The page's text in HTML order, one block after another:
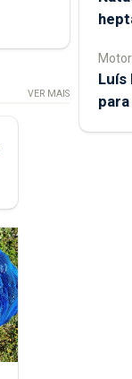
VER MAIS
Luís